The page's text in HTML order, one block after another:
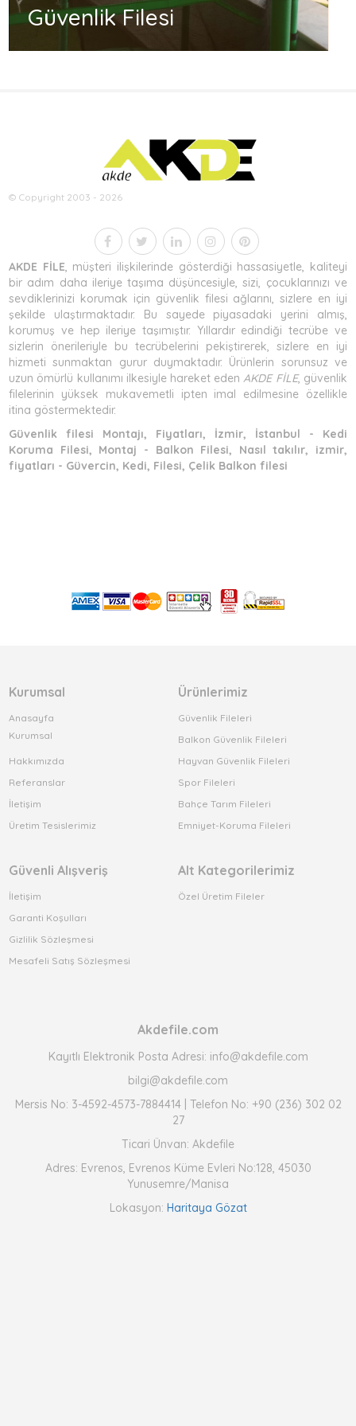
Güvenlik Filesi
© Copyright 2003 - 2026
AKDE FİLE, müşteri ilişkilerinde gösterdiği hassasiyetle, kaliteyi
bir adım daha ileriye taşıma düşüncesiyle, sizi, çocuklarınızı ve
sevdiklerinizi korumak için güvenlik filesi ağlarını, sizlere en iyi
şekilde ulaştırmaktadır. Bu sayede piyasadaki yerini almış,
korumuş ve hep ileriye taşımıştır. Yıllardır edindiği tecrübe ve
sizlerin önerileriyle bu tecrübelerini pekiştirerek, sizlere en iyi
hizmeti sunmaktan gurur duymaktadır. Ürünlerin sorunsuz ve
uzun ömürlü kullanımı ilkesiyle hareket edenAKDE FİLE, güvenlik
filelerinin yüksek mukavemetli ipten imal edilmesine özellikle
itina göstermektedir.
Güvenlik filesi Montajı, Fiyatları, İzmir, İstanbul - Kedi
Koruma Filesi, Montaj - Balkon Filesi, Nasıl takılır, izmir,
fiyatları - Güvercin, Kedi, Filesi, Çelik Balkon filesi
Kurumsal
Anasayfa
Kurumsal
Hakkımızda
Referanslar
İletişim
Üretim Tesislerimiz
Ürünlerimiz
Güvenlik Fileleri
Balkon Güvenlik Fileleri
Hayvan Güvenlik Fileleri
Spor Fileleri
Bahçe Tarım Fileleri
Emniyet-Koruma Fileleri
Güvenli Alışveriş
İletişim
Garanti Koşulları
Gizlilik Sözleşmesi
Mesafeli Satış Sözleşmesi
Alt Kategorilerimiz
Özel Üretim Fileler
Akdefile.com
Kayıtlı Elektronik Posta Adresi: info@akdefile.com
bilgi@akdefile.com
Mersis No: 3-4592-4573-7884414 | Telefon No: +90 (236) 302 02
27
Ticari Ünvan: Akdefile
Adres: Evrenos, Evrenos Küme Evleri No:128, 45030
Yunusemre/Manisa
Lokasyon: Haritaya Gözat